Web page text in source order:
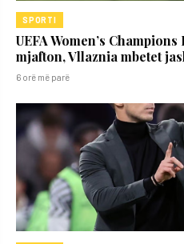
SPORTI
UEFA Women’s
mjafton, Vllaznia mbetet
6 orë më parë